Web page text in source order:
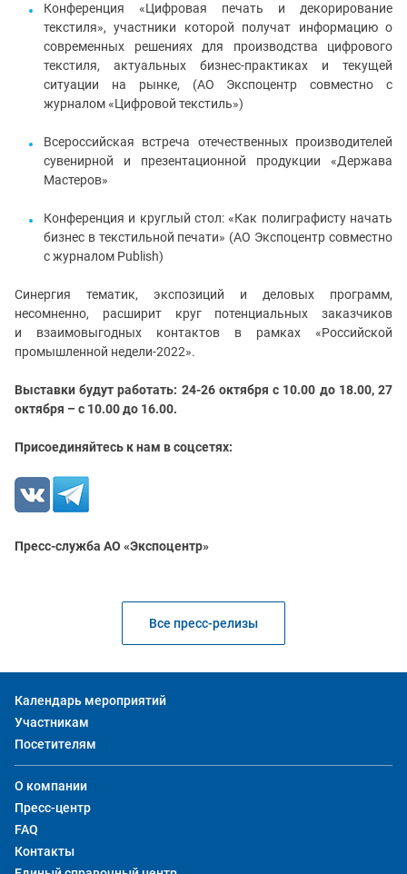
Конференция «Цифровая печать и декорирование
текстиля», участники которой получат информацию о
современных решениях для производства цифрового
текстиля, актуальных бизнес-практиках и текущей
ситуации на рынке, (АО Экспоцентр совместно с
журналом «Цифровой текстиль»)
Всероссийская встреча отечественных производителей
сувенирной и презентационной продукции «Держава
Мастеров»
Конференция и круглый стол: «Как полиграфисту начать
бизнес в текстильной печати» (АО Экспоцентр совместно
с журналом Publish)
Синергия тематик, экспозиций и деловых программ,
несомненно, расширит круг потенциальных заказчиков
и взаимовыгодных контактов в рамках «Российской
промышленной недели-2022».
Выставки будут работать: 24-26 октября с 10.00 до 18.00, 27
октября – с 10.00 до 16.00.
Присоединяйтесь к нам в соцсетях:
Пресс-служба АО «Экспоцентр»
Все пресс-релизы
Календарь мероприятий
Участникам
Посетителям
О компании
Пресс-центр
FAQ
Контакты